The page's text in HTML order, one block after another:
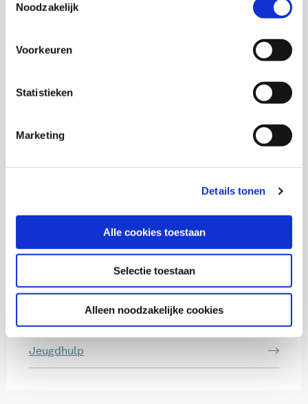
Noodzakelijk
Voorkeuren
Statistieken
Marketing
Details tonen
Alle cookies toestaan
Selectie toestaan
Alleen noodzakelijke cookies
Thema's
Inburgering nieuwkomers
Jeugdhulp